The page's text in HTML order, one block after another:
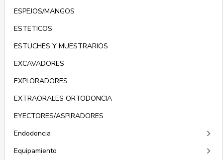
ESPEJOS/MANGOS
ESTETICOS
ESTUCHES Y MUESTRARIOS
EXCAVADORES
EXPLORADORES
EXTRAORALES ORTODONCIA
EYECTORES/ASPIRADORES
Endodoncia
keyboard_arrow_right
Equipamiento keyboard_arrow_right